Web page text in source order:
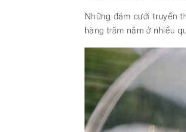
Những đám cưới truyền
hàng trăm năm ở nhiều